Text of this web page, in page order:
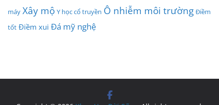
máy Xây mộ Y học cổ truyền Ô nhiễm môi trường Điềm
tốt Điềm xui Đá mỹ nghệ